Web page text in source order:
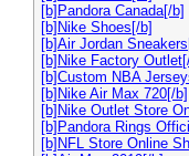
[b]Pandora Canada[/b]
[b]Nike Shoes[/b]
[b]Air Jordan
[b]Nike Factory
[b]Custom NBA
[b]Nike Air Max 720[/b]
[b]Nike Outlet Store
[b]Pandora Rings
[b]NFL Store Online